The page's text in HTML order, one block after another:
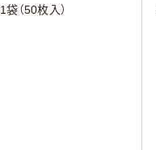
1袋（50枚入）